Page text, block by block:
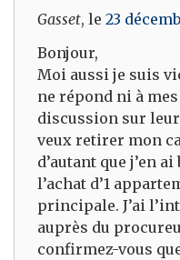
Gasset, le 23
Bonjour,
Moi aussi je suis
ne répond ni à
discussion sur
veux retirer mon
d’autant que j’en
l’achat d’1
principale. J’ai
auprès du
confirmez-vous